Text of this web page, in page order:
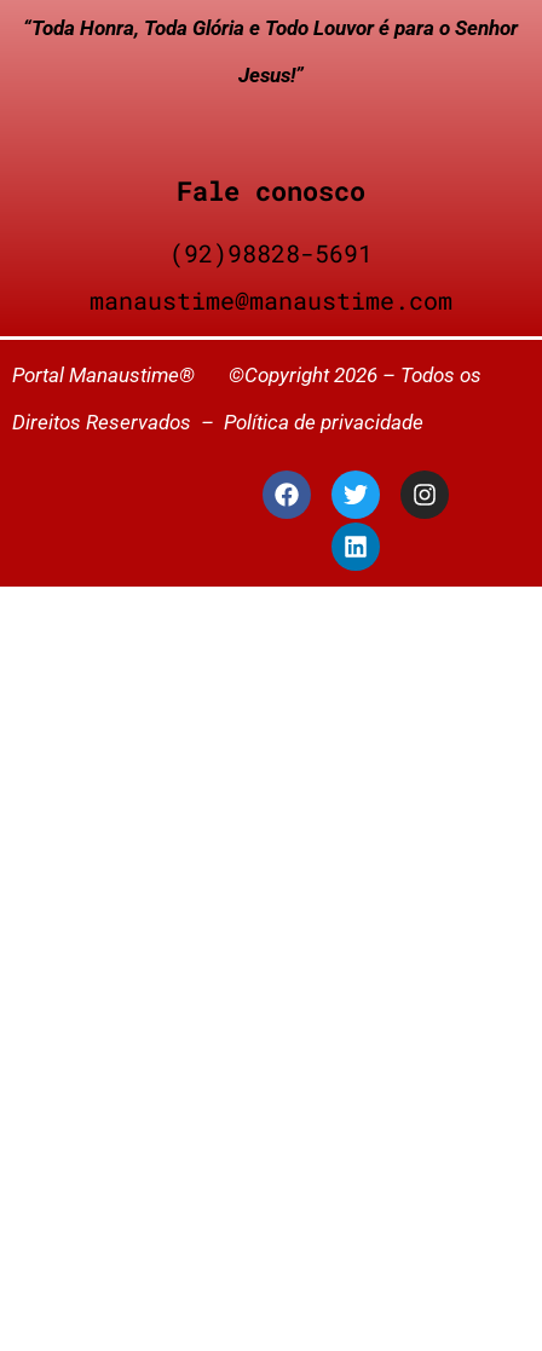
“Toda Honra, Toda Glória e Todo Louvor é para o Senhor
Jesus!”
Fale conosco
(92)98828-5691
manaustime@manaustime.com
Portal Manaustime® ©Copyright 2026 – Todos os
Direitos Reservados – Política de privacidade